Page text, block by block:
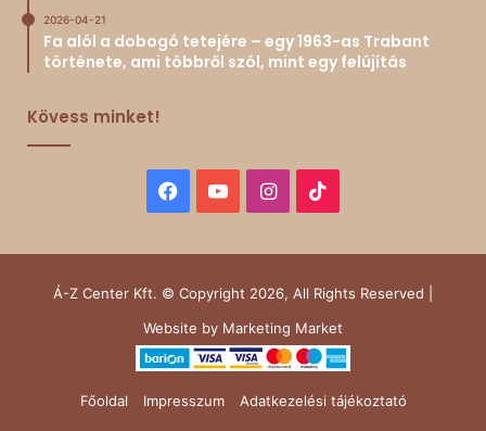
2026-04-21
Fa alól a dobogó tetejére – egy 1963-as Trabant
története, ami többről szól, mint egy felújítás
Kövess minket!
Facebook
YouTubeInstagram
Á-Z Center Kft. © Copyright 2026, All Rights Reserved |
Website by Marketing Market
Főoldal Impresszum Adatkezelési tájékoztató